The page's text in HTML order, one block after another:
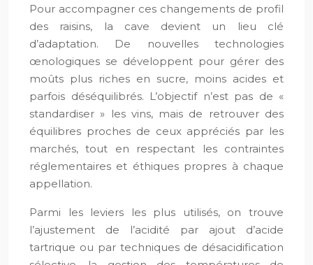
Pour accompagner ces changements de profil
des raisins, la cave devient un lieu clé
d’adaptation. De nouvelles technologies
œnologiques se développent pour gérer des
moûts plus riches en sucre, moins acides et
parfois déséquilibrés. L’objectif n’est pas de «
standardiser » les vins, mais de retrouver des
équilibres proches de ceux appréciés par les
marchés, tout en respectant les contraintes
réglementaires et éthiques propres à chaque
appellation.
Parmi les leviers les plus utilisés, on trouve
l’ajustement de l’acidité par ajout d’acide
tartrique ou par techniques de désacidification